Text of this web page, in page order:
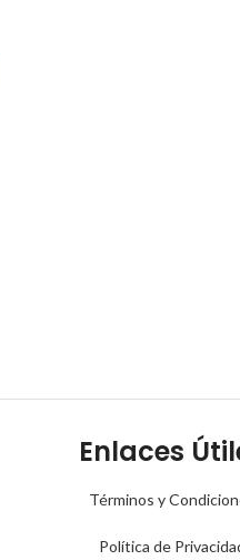
Enlaces
Términos y
Política de